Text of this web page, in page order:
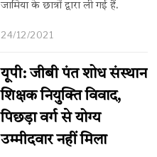
जामिया के छात्रों द्वारा ली गई हैं.
24/12/2021
यूपी: जीबी पंत शोध संस्थान
शिक्षक नियुक्ति विवाद,
पिछड़ा वर्ग से योग्य
उम्मीदवार नहीं मिला